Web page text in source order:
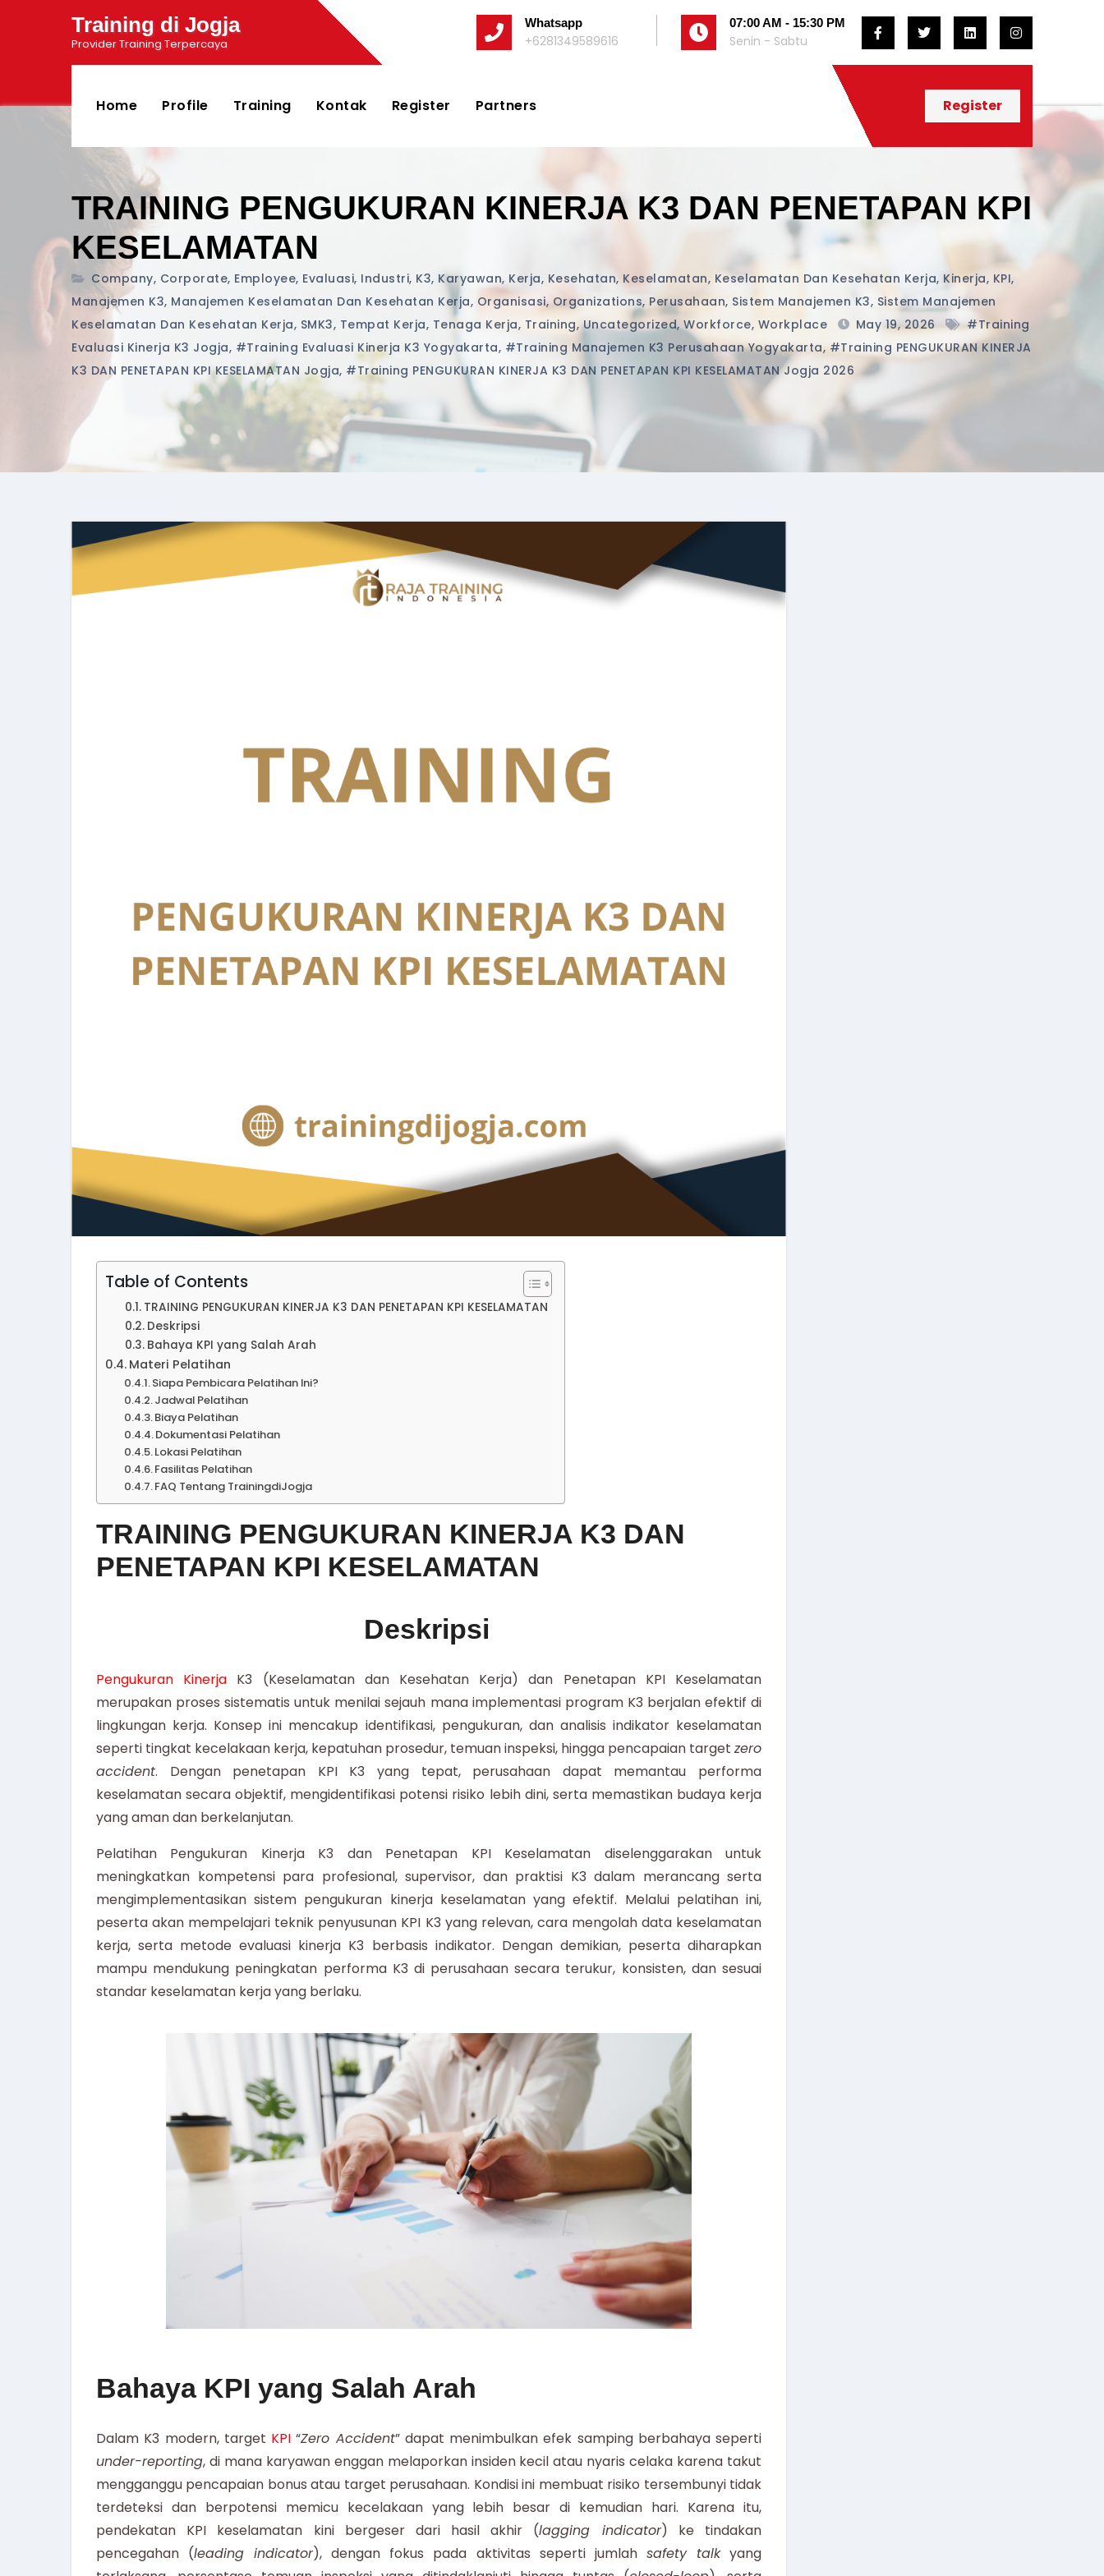
Training di Jogja
Provider Training Terpercaya
Whatsapp
+6281349589616
07:00 AM - 15:30 PM
Senin - Sabtu
Home Profile Training Kontak Register Partners Register
TRAINING PENGUKURAN KINERJA K3 DAN PENETAPAN KPI
KESELAMATAN
Company, Corporate, Employee, Evaluasi, Industri, K3, Karyawan, Kerja, Kesehatan, Keselamatan, Keselamatan Dan Kesehatan Kerja, Kinerja, KPI,
Manajemen K3, Manajemen Keselamatan Dan Kesehatan Kerja, Organisasi, Organizations, Perusahaan, Sistem Manajemen K3, Sistem Manajemen
Keselamatan Dan Kesehatan Kerja, SMK3, Tempat Kerja, Tenaga Kerja, Training,Uncategorized,Workforce, Workplace May 19, 2026
#training
Evaluasi Kinerja K3 Jogja, #training Evaluasi Kinerja K3 Yogyakarta, #training Manajemen K3 Perusahaan Yogyakarta, #training PENGUKURAN KINERJA
K3 DAN PENETAPAN KPI KESELAMATAN Jogja, #training PENGUKURAN KINERJA K3 DAN PENETAPAN KPI KESELAMATAN Jogja 2026
Table of Contents
TRAINING PENGUKURAN KINERJA K3 DAN PENETAPAN KPI KESELAMATAN
Deskripsi
Bahaya KPI yang Salah Arah
Materi Pelatihan
Siapa Pembicara Pelatihan Ini?
Jadwal Pelatihan
Biaya Pelatihan
Dokumentasi Pelatihan
Lokasi Pelatihan
Fasilitas Pelatihan
FAQ Tentang TrainingdiJogja
TRAINING PENGUKURAN KINERJA K3 DAN
PENETAPAN KPI KESELAMATAN
Deskripsi
Pengukuran Kinerja K3 (Keselamatan dan Kesehatan Kerja) dan Penetapan KPI Keselamatan
merupakan proses sistematis untuk menilai sejauh mana implementasi program K3 berjalan efektif di
lingkungan kerja. Konsep ini mencakup identifikasi, pengukuran, dan analisis indikator keselamatan
seperti tingkat kecelakaan kerja, kepatuhan prosedur, temuan inspeksi, hingga pencapaian target zero
accident. Dengan penetapan KPI K3 yang tepat, perusahaan dapat memantau performa
keselamatan secara objektif, mengidentifikasi potensi risiko lebih dini, serta memastikan budaya kerja
yang aman dan berkelanjutan.
Pelatihan Pengukuran Kinerja K3 dan Penetapan KPI Keselamatan diselenggarakan untuk
meningkatkan kompetensi para profesional, supervisor, dan praktisi K3 dalam merancang serta
mengimplementasikan sistem pengukuran kinerja keselamatan yang efektif. Melalui pelatihan ini,
peserta akan mempelajari teknik penyusunan KPI K3 yang relevan, cara mengolah data keselamatan
kerja, serta metode evaluasi kinerja K3 berbasis indikator. Dengan demikian, peserta diharapkan
mampu mendukung peningkatan performa K3 di perusahaan secara terukur, konsisten, dan sesuai
standar keselamatan kerja yang berlaku.
Bahaya KPI yang Salah Arah
Dalam K3 modern, target KPI “Zero Accident” dapat menimbulkan efek samping berbahaya seperti
under-reporting, di mana karyawan enggan melaporkan insiden kecil atau nyaris celaka karena takut
mengganggu pencapaian bonus atau target perusahaan. Kondisi ini membuat risiko tersembunyi tidak
terdeteksi dan berpotensi memicu kecelakaan yang lebih besar di kemudian hari. Karena itu,
pendekatan KPI keselamatan kini bergeser dari hasil akhir (lagging indicator) ke tindakan
pencegahan (leading indicator), dengan fokus pada aktivitas seperti jumlah safety talkyang